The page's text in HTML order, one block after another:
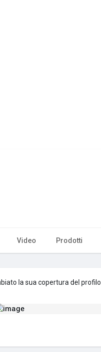
Video Prodotti
la sua copertura del profilo